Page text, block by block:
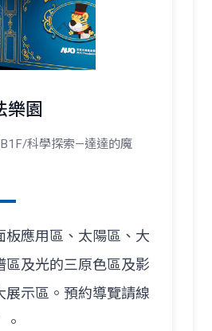
樂園
科學探索—達達的魔
板應用區、太陽區、大
區及光的三原色區及影
展示區。預約導覽請線